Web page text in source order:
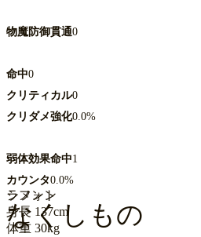
物魔防御貫通0
命中0
クリティカル0
クリダメ強化0.0%
弱体効果命中1
カウンタ0.0%
シフォン
身長 137cm
体重 30kg
ラメント
なくしもの